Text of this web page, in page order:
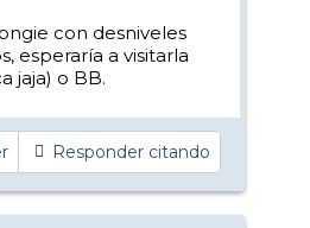
con desniveles
esperaría a visitarla
jaja) o BB.
Responder citando